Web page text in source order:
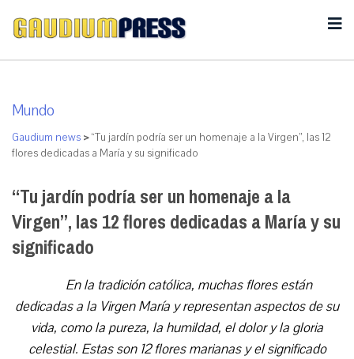
Mundo
Gaudium news >“Tu jardín podría ser un homenaje a la Virgen”, las 12
flores dedicadas a María y su significado
“Tu jardín podría ser un homenaje a la
Virgen”, las 12 flores dedicadas a María y su
significado
En la tradición católica, muchas flores están
dedicadas a la Virgen María y representan aspectos de su
vida, como la pureza, la humildad, el dolor y la gloria
celestial. Estas son 12 flores marianas y el significado